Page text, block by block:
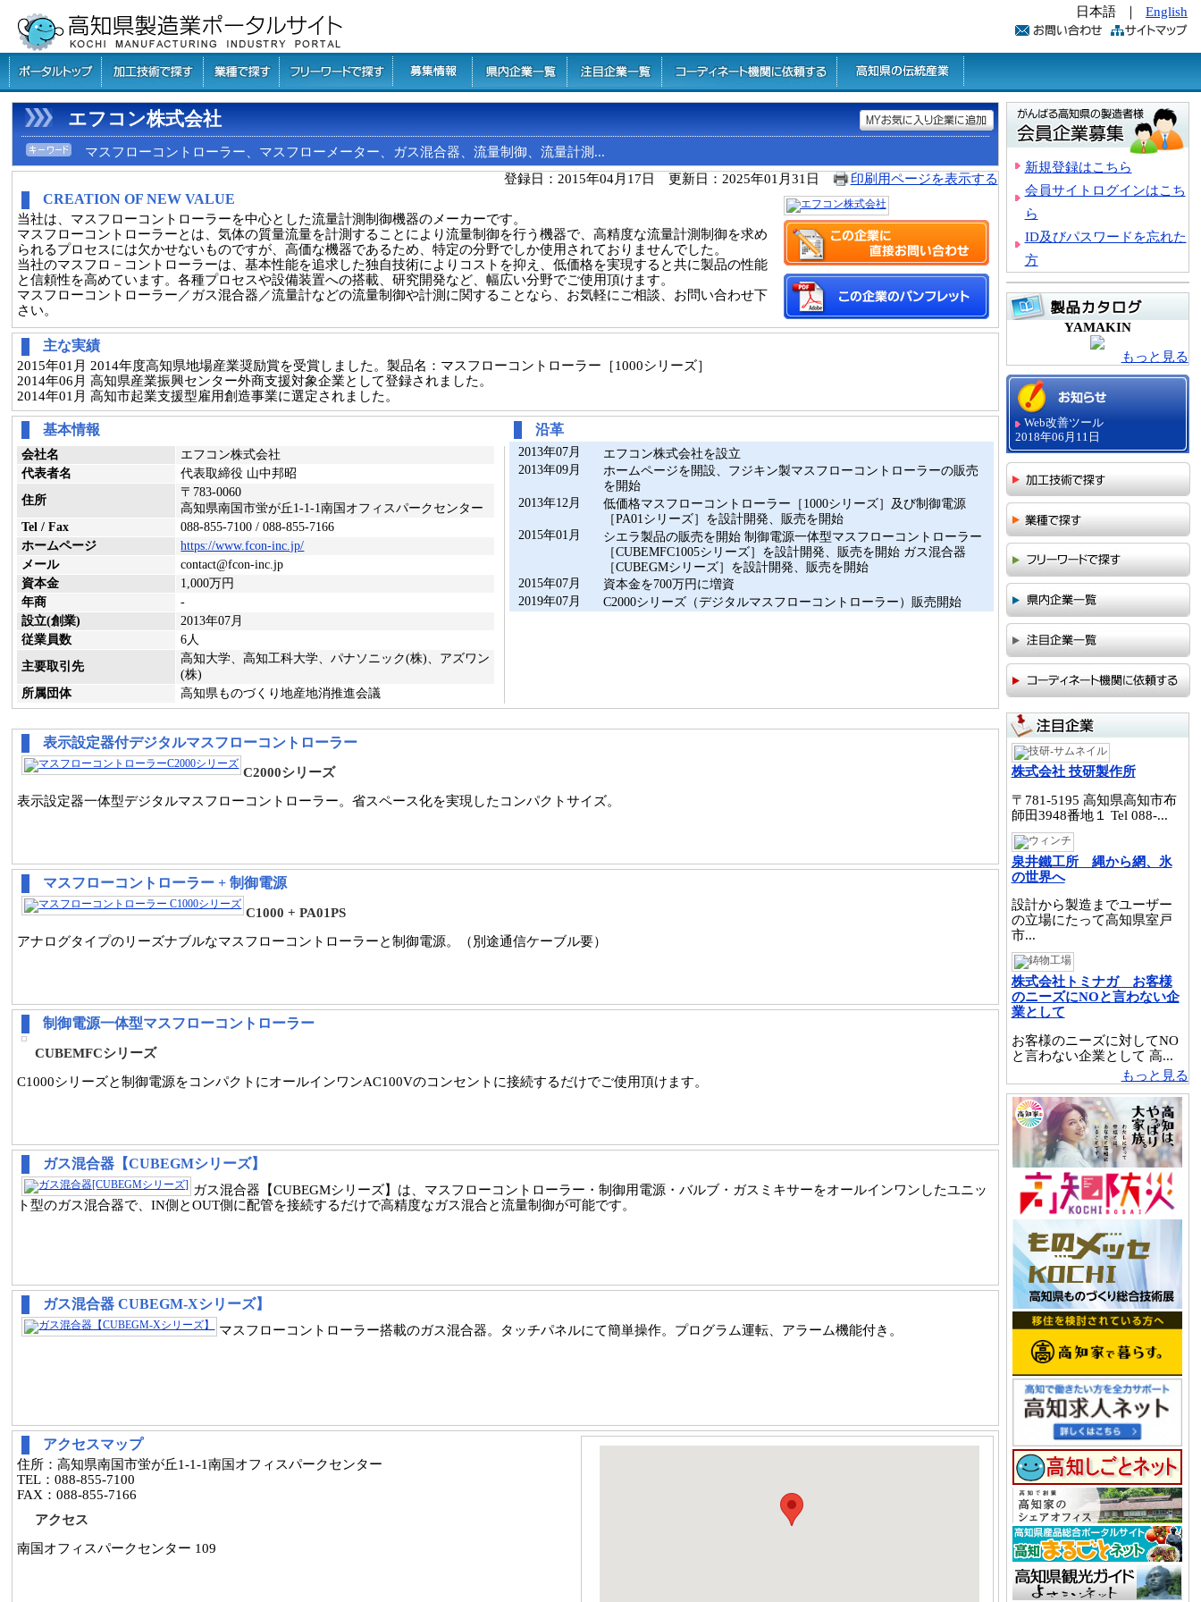
日本語 English
エフコン株式会社
マスフローコントローラー、マスフローメーター、ガス混合器、流量制御、流量計測...
登録日：2015年04月17日 更新日：2025年01月31日
印刷用ページを表示する
CREATION OF NEW VALUE
当社は、マスフローコントローラーを中心とした流量計測制御機器のメーカーです。
マスフローコントローラーとは、気体の質量流量を計測することにより流量制御を行う機器で、高精度な流量計測制御を求め
られるプロセスには欠かせないものですが、高価な機器であるため、特定の分野でしか使用されておりませんでした。
当社のマスフロ－コントローラーは、基本性能を追求した独自技術によりコストを抑え、低価格を実現すると共に製品の性能
と信頼性を高めています。各種プロセスや設備装置への搭載、研究開発など、幅広い分野でご使用頂けます。
マスフローコントローラー／ガス混合器／流量計などの流量制御や計測に関することなら、お気軽にご相談、お問い合わせ下
さい。
主な実績
2015年01月 2014年度高知県地場産業奨励賞を受賞しました。製品名：マスフローコントローラー［1000シリーズ］
2014年06月 高知県産業振興センター外商支援対象企業として登録されました。
2014年01月 高知市起業支援型雇用創造事業に選定されました。
基本情報
会社名
エフコン株式会社
代表者名
代表取締役 山中邦昭
住所
〒783-0060
高知県南国市蛍が丘1-1-1南国オフィスパークセンター
Tel / Fax
088-855-7100 / 088-855-7166
ホームページ
https://www.fcon-inc.jp/
メール
contact@fcon-inc.jp
資本金
1,000万円
年商
-
設立(創業)
2013年07月
従業員数
6人
主要取引先
高知大学、高知工科大学、パナソニック(株)、アズワン
(株)
所属団体
高知県ものづくり地産地消推進会議
沿革
2013年07月
エフコン株式会社を設立
2013年09月
ホームページを開設、フジキン製マスフローコントローラーの販売
を開始
2013年12月
低価格マスフローコントローラー［1000シリーズ］及び制御電源
［PA01シリーズ］を設計開発、販売を開始
2015年01月
シエラ製品の販売を開始 制御電源一体型マスフローコントローラー
［CUBEMFC1005シリーズ］を設計開発、販売を開始 ガス混合器
［CUBEGMシリーズ］を設計開発、販売を開始
2015年07月
資本金を700万円に増資
2019年07月
C2000シリーズ（デジタルマスフローコントローラー）販売開始
表示設定器付デジタルマスフローコントローラー
C2000シリーズ
表示設定器一体型デジタルマスフローコントローラー。省スペース化を実現したコンパクトサイズ。
マスフローコントローラー + 制御電源
C1000 + PA01PS
アナログタイプのリーズナブルなマスフローコントローラーと制御電源。（別途通信ケーブル要）
制御電源一体型マスフローコントローラー
CUBEMFCシリーズ
C1000シリーズと制御電源をコンパクトにオールインワンAC100Vのコンセントに接続するだけでご使用頂けます。
ガス混合器【CUBEGMシリーズ】
ガス混合器【CUBEGMシリーズ】は、マスフローコントローラー・制御用電源・バルブ・ガスミキサーをオールインワンしたユニッ
ト型のガス混合器で、IN側とOUT側に配管を接続するだけで高精度なガス混合と流量制御が可能です。
ガス混合器 CUBEGM-Xシリーズ】
マスフローコントローラー搭載のガス混合器。タッチパネルにて簡単操作。プログラム運転、アラーム機能付き。
アクセスマップ
住所：高知県南国市蛍が丘1-1-1南国オフィスパークセンター
TEL：088-855-7100
FAX：088-855-7166
アクセス
南国オフィスパークセンター 109
新規登録はこちら
会員サイトログインはこち
ら
ID及びパスワードを忘れた
方
YAMAKIN
もっと見る
Web改善ツール
2018年06月11日
株式会社 技研製作所
〒781-5195 高知県高知市布
師田3948番地１ Tel 088-...
泉井鐵工所 縄から網、氷
の世界へ
設計から製造までユーザー
の立場にたって高知県室戸
市...
株式会社トミナガ お客様
のニーズにNOと言わない企
業として
お客様のニーズに対してNO
と言わない企業として 高...
もっと見る